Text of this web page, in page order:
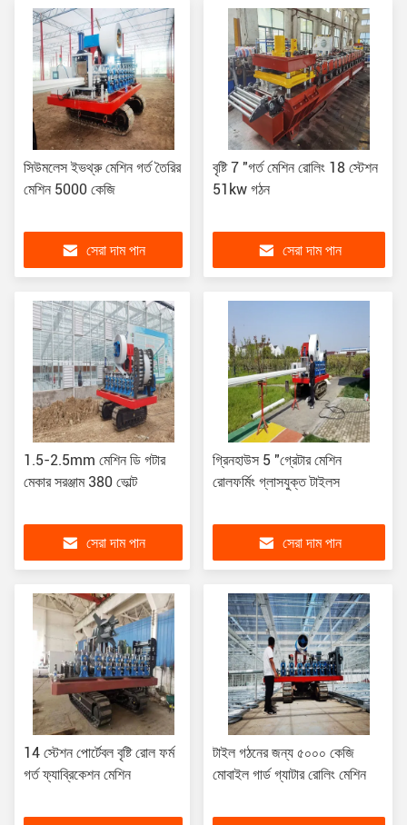
সিউমলেস ইভথ্রু মেশিন গর্ত তৈরির
মেশিন 5000 কেজি
সেরা দাম পান
বৃষ্টি 7 "গর্ত মেশিন রোলিং 18 স্টেশন
51kw গঠন
সেরা দাম পান
1.5-2.5mm মেশিন ডি গটার
মেকার সরঞ্জাম 380 ভোল্ট
সেরা দাম পান
গ্রিনহাউস 5 "গ্রেটার মেশিন
রোলফর্মিং গ্লাসযুক্ত টাইলস
সেরা দাম পান
14 স্টেশন পোর্টেবল বৃষ্টি রোল ফর্ম
গর্ত ফ্যাব্রিকেশন মেশিন
টাইল গঠনের জন্য ৫০০০ কেজি
মোবাইল গার্ড গ্যাটার রোলিং মেশিন